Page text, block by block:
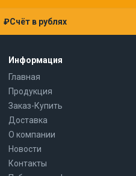
₽Счёт в рублях
Информация
Главная
Продукция
Заказ-Купить
Доставка
О компании
Новости
Контакты